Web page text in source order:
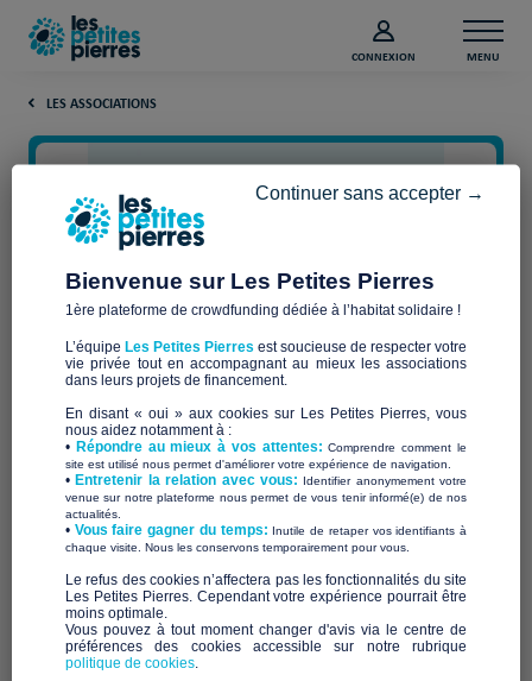
CONNEXION MENU
LES ASSOCIATIONS
RESEAU OPALE
Qui sommes-nous ?
Description à venir
Notre mission et nos
engagements
À venir
Bienvenue sur Les Petites Pierres
1ère plateforme de crowdfunding dédiée à l’habitat solidaire !
L’équipe Les Petites Pierres est soucieuse de respecter votre
vie privée tout en accompagnant au mieux les associations
dans leurs projets de financement.
En disant « oui » aux cookies sur Les Petites Pierres, vous
nous aidez notamment à :
• Répondre au mieux à vos attentes:Comprendre comment le
site est utilisé nous permet d'améliorer votre expérience de navigation.
•Entretenir la relation avec vous: Identifier anonymement votre
venue sur notre plateforme nous permet de vous tenir informé(e) de nos
actualités.
​• Vous faire gagner du temps: Inutile de retaper vos identifiants à
chaque visite. Nous les conservons temporairement pour vous.
​Le refus des cookies n’affectera pas les fonctionnalités du site
Les Petites Pierres. Cependant votre expérience pourrait être
moins optimale.​
Vous pouvez à tout moment changer d'avis via le centre de
préférences des cookies accessible sur notre rubrique
politique de cookies
Continuer sans accepter →